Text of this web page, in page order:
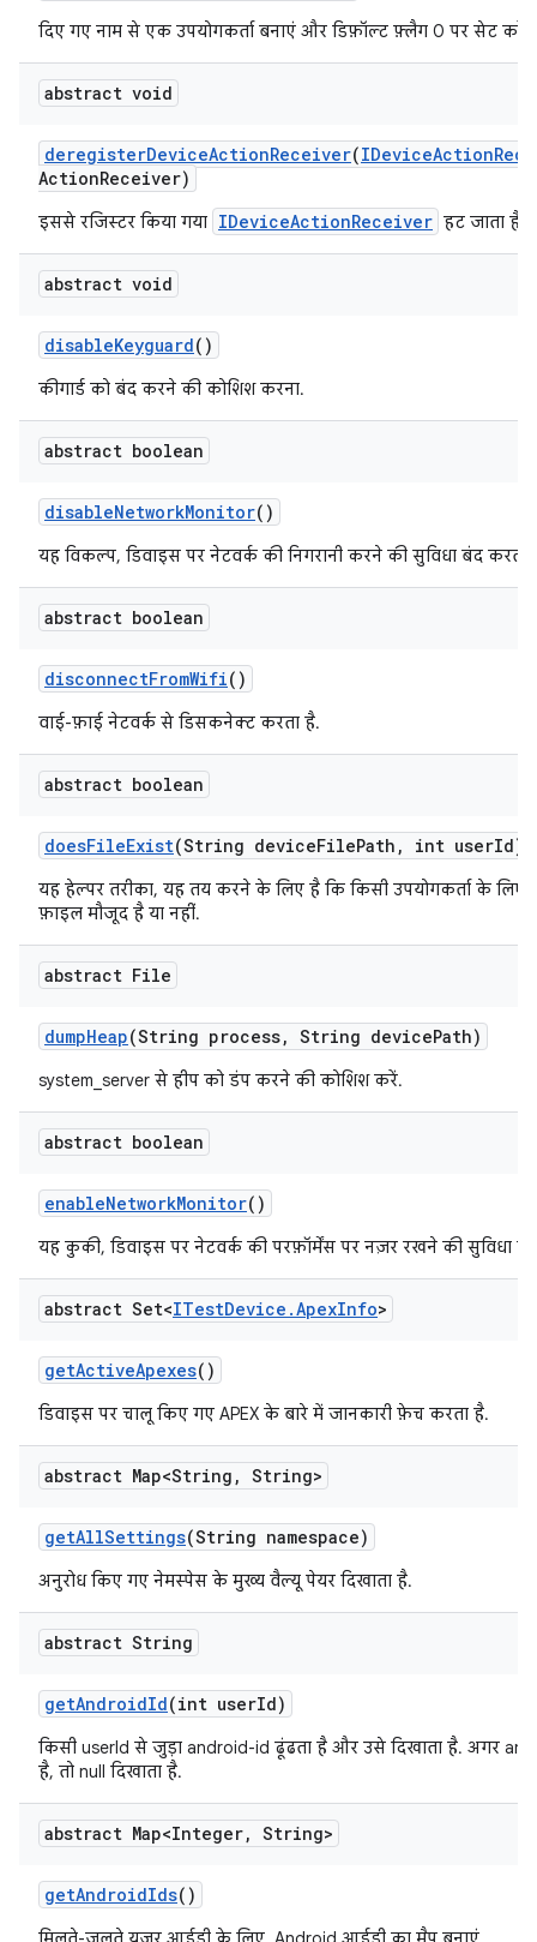
दिए गए नाम से एक उपयोगकर्ता बनाएं और डिफ़ॉल्ट फ़्लैग 0 पर सेट करें.
abstract void
deregisterDeviceActionReceiver(IDeviceAction
ActionReceiver)
इससे रजिस्टर किया गया IDeviceActionReceiver हट जाता है.
abstract void
disableKeyguard()
कीगार्ड को बंद करने की कोशिश करना.
abstract boolean
disableNetworkMonitor()
यह विकल्प, डिवाइस पर नेटवर्क की निगरानी करने की सुविधा बंद करता
abstract boolean
disconnectFromWifi()
वाई-फ़ाई नेटवर्क से डिसकनेक्ट करता है.
abstract boolean
doesFileExist(String deviceFilePath , int userId)
यह हेल्पर तरीका, यह तय करने के लिए है कि किसी उपयोगकर्ता के लिए
फ़ाइल मौजूद है या नहीं.
abstract File
dumpHeap(String process, String devicePath)
system_server से हीप को डंप करने की कोशिश करें.
abstract boolean
enableNetworkMonitor()
यह कुकी, डिवाइस पर नेटवर्क की परफ़ॉर्मेंस पर नज़र रखने की सुविधा
abstract Set<ITestDevice .ApexInfo>
getActiveApexes()
डिवाइस पर चालू किए गए APEX के बारे में जानकारी फ़ेच करता है.
abstract Map<String , String>
getAllSettings(String namespace)
अनुरोध किए गए नेमस्पेस के मुख्य वैल्यू पेयर दिखाता है.
abstract String
getAndroidId(int userId)
किसी userId से जुड़ा android-id ढूंढता है और उसे दिखाता है. अगर
है, तो null दिखाता है.
abstract Map<Integer, String>
getAndroidIds()